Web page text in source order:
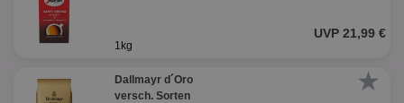
UVP 21,99 €
1kg
★
Dallmayr d´Oro
versch. Sorten